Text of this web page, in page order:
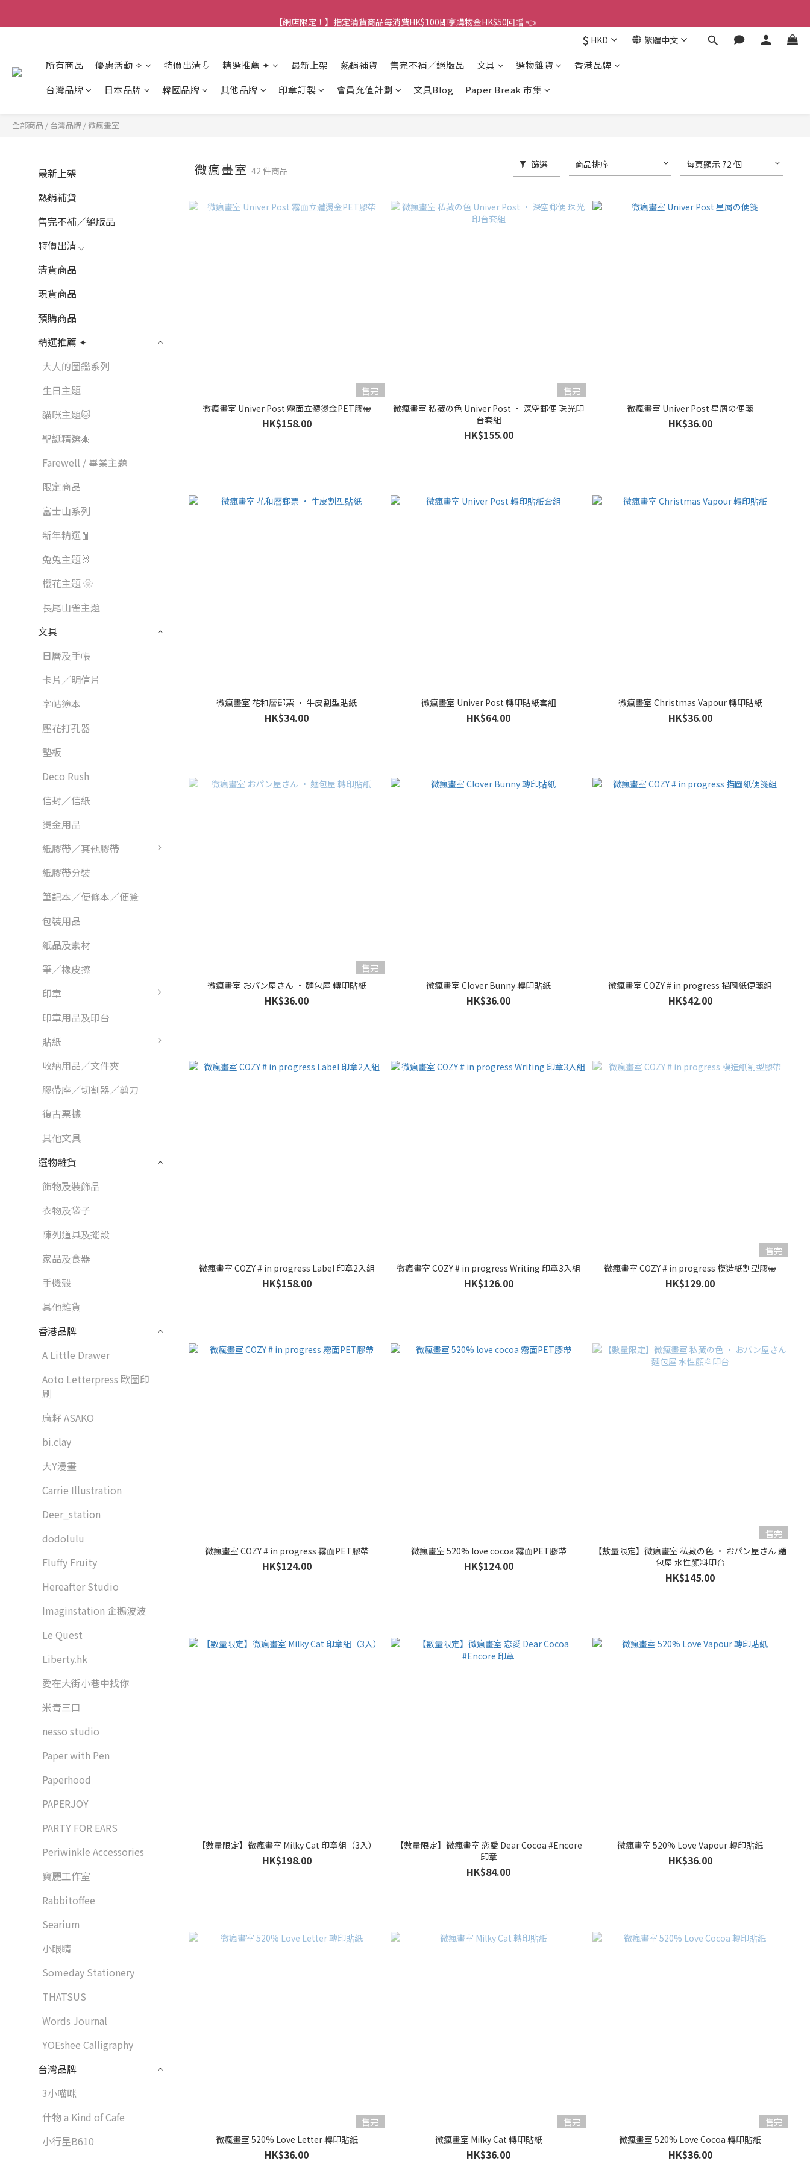
$ HKD 繁體中文
所有商品 優惠活動 ✧ 特價出清⇩ 精選推薦 ✦ 最新上架 熱銷補貨 售完不補／絕版品 文具 選物雜貨
香港品牌
台灣品牌
日本品牌 韓國品牌 其他品牌 印章訂製 會員充值計劃 文具Blog Paper Break 市集
全部商品 / 台灣品牌 / 微瘋畫室
最新上架
熱銷補貨
售完不補／絕版品
特價出清⇩
清貨商品
現貨商品
預購商品
精選推薦 ✦
大人的圖鑑系列
生日主題
貓咪主題🐱
聖誕精選🎄
Farewell / 畢業主題
限定商品
富士山系列
新年精選🧧
兔兔主題🐰
櫻花主題 ❀
長尾山雀主題
文具
日曆及手帳
卡片／明信片
字帖簿本
壓花打孔器
墊板
Deco Rush
信封／信紙
燙金用品
紙膠帶／其他膠帶
紙膠帶分裝
筆記本／便條本／便簽
包裝用品
紙品及素材
筆／橡皮擦
印章
印章用品及印台
貼紙
收納用品／文件夾
膠帶座／切割器／剪刀
復古票據
其他文具
選物雜貨
飾物及裝飾品
衣物及袋子
陳列道具及擺設
家品及食器
手機殼
其他雜貨
香港品牌
A Little Drawer
Aoto Letterpress 歐圖印
刷
麻籽 ASAKO
bi.clay
大Y漫畫
Carrie Illustration
Deer_station
dodolulu
Fluffy Fruity
Hereafter Studio
Imaginstation 企鵝波波
Le Quest
Liberty.hk
愛在大街小巷中找你
米青三口
nesso studio
Paper with Pen
Paperhood
PAPERJOY
PARTY FOR EARS
Periwinkle Accessories
寶麗工作室
Rabbitoffee
Searium
小眼睛
Someday Stationery
THATSUS
Words Journal
YOEshee Calligraphy
台灣品牌
3小喵咪
什物 a Kind of Cafe
小行星B610
微瘋畫室42 件商品
篩選 商品排序 每頁顯示 72 個
售完
微瘋畫室 Univer Post 霧面立體燙金PET膠帶
HK$158.00
售完
微瘋畫室 私藏の色 Univer Post · 深空郵便 珠光印
台套組
HK$155.00
微瘋畫室 Univer Post 星屑の便箋
HK$36.00
微瘋畫室 花和暦郵票 · 牛皮割型貼紙
HK$34.00
微瘋畫室 Univer Post 轉印貼紙套組
HK$64.00
微瘋畫室 Christmas Vapour 轉印貼紙
HK$36.00
售完
微瘋畫室 おパン屋さん · 麵包屋 轉印貼紙
HK$36.00
微瘋畫室 Clover Bunny 轉印貼紙
HK$36.00
微瘋畫室 COZY # in progress 描圖紙便箋組
HK$42.00
微瘋畫室 COZY # in progress Label 印章2入組
HK$158.00
微瘋畫室 COZY # in progress Writing 印章3入組
HK$126.00
售完
微瘋畫室 COZY # in progress 模造紙割型膠帶
HK$129.00
微瘋畫室 COZY # in progress 霧面PET膠帶
HK$124.00
微瘋畫室 520% love cocoa 霧面PET膠帶
HK$124.00
售完
【數量限定】微瘋畫室 私藏の色 · おパン屋さん 麵
包屋 水性顏料印台
HK$145.00
【數量限定】微瘋畫室 Milky Cat 印章組（3入）
HK$198.00
【數量限定】微瘋畫室 恋愛 Dear Cocoa #Encore
印章
HK$84.00
微瘋畫室 520% Love Vapour 轉印貼紙
HK$36.00
售完
微瘋畫室 520% Love Letter 轉印貼紙
HK$36.00
售完
微瘋畫室 Milky Cat 轉印貼紙
HK$36.00
售完
微瘋畫室 520% Love Cocoa 轉印貼紙
HK$36.00